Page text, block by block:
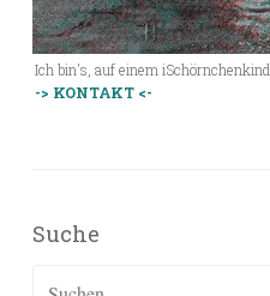
Ich bin's, auf einem iSchörnchenkind.
-> KONTAKT <-
Suche
Suchen